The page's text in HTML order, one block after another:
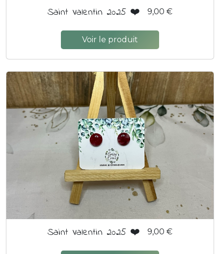
Saint Valentin 2025 ❤️ 9,00 €
Voir le produit
Saint Valentin 2025 ❤️ 9,00 €